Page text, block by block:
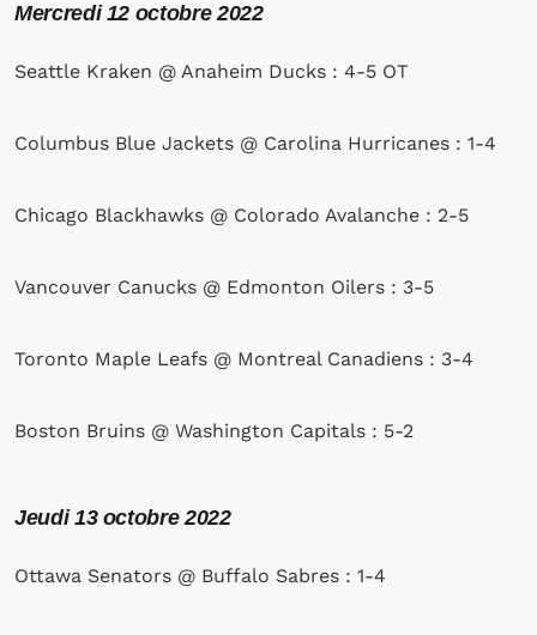
Mercredi12 octobre 2022
Seattle Kraken @ Anaheim Ducks : 4-5 OT
Columbus Blue Jackets @ Carolina Hurricanes : 1-4
Chicago Blackhawks @ Colorado Avalanche : 2-5
Vancouver Canucks @ Edmonton Oilers : 3-5
Toronto Maple Leafs @ Montreal Canadiens : 3-4
Boston Bruins @ Washington Capitals : 5-2
Jeudi13 octobre 2022
Ottawa Senators @ Buffalo Sabres : 1-4